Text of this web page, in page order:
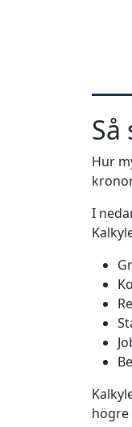
Hur
I
högre